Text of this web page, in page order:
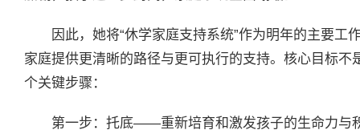
因此，她将“休学家庭支持系统”作为明年的主要
家庭提供更清晰的路径与更可执行的支持。核心目标不
个关键步骤：
第一步：托底——重新培育和激发孩子的生命力与